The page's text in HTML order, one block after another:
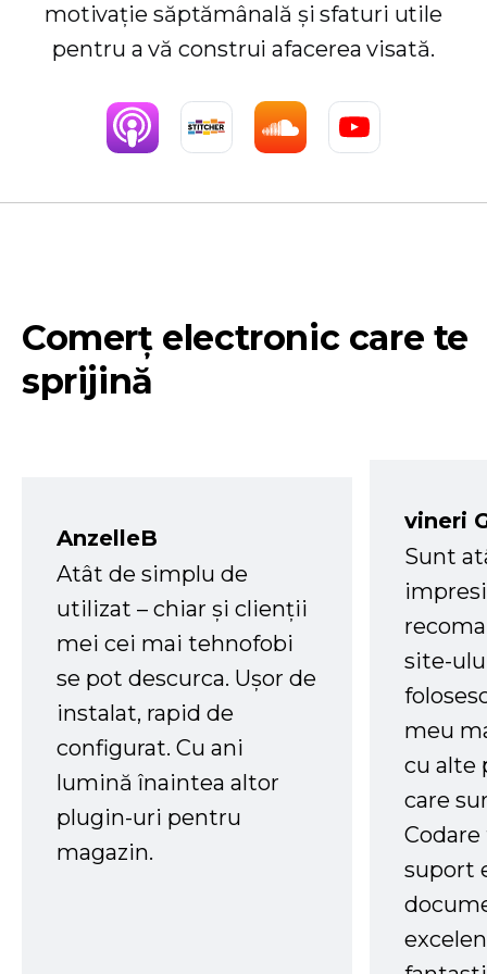
motivație săptămânală și sfaturi utile
pentru a vă construi afacerea visată.
Comerț electronic care te
sprijină
AnzelleB
Atât de simplu de
utilizat – chiar și clienții
mei cei mai tehnofobi
se pot descurca. Ușor de
instalat, rapid de
configurat. Cu ani
lumină înaintea altor
plugin-uri pentru
magazin.
vineri
Sunt
site-
meu
cu alte
care
suport